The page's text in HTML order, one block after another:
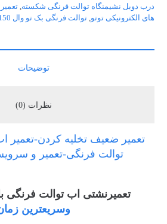
درب دوبل نشیمنگاه توالت فرنگی شکسته
های الکترونیکی توتو توالت فرنگی بک تو وال durastyle 2150
توضیحات
نظرات (0)
تعمیر ضعیف تخلیه کردن-تعمیر
توالت فرنگی-تعمیر و
تعمیرنشتی اب توالت فرنگی
وسریعترین